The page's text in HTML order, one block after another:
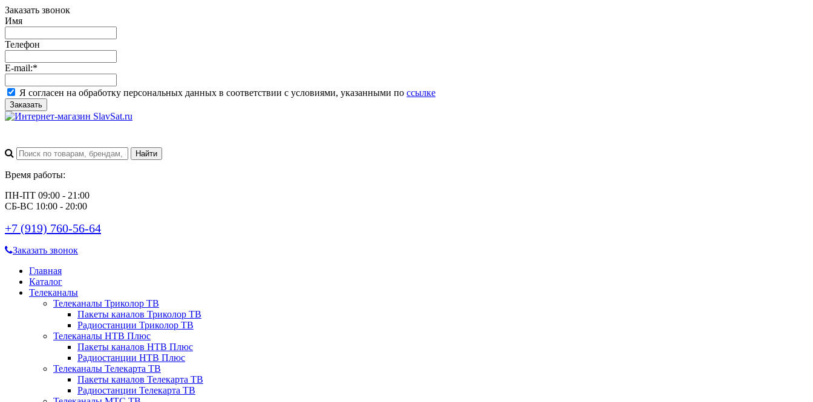
Заказать звонок
Имя
Телефон
E-mail:*
Я согласен на обработку персональных данных в соответствии с условиями, указанными по ссылке
Заказать
Время работы:
ПН-ПТ 09:00 - 21:00
СБ-ВС 10:00 - 20:00
+7 (919) 760-56-64
Заказать звонок
Главная
Каталог
Телеканалы
Телеканалы Триколор ТВ
Пакеты каналов Триколор ТВ
Радиостанции Триколор ТВ
Телеканалы НТВ Плюс
Пакеты каналов НТВ Плюс
Радиостанции НТВ Плюс
Телеканалы Телекарта ТВ
Пакеты каналов Телекарта ТВ
Радиостанции Телекарта ТВ